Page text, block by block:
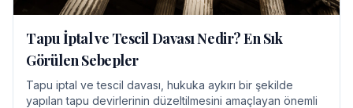
Tapu İptal ve Tescil Davası Nedir? En Sık
Görülen Sebepler
Tapu iptal ve tescil davası, hukuka aykırı bir şekilde
yapılan tapu devirlerinin düzeltilmesini amaçlayan önemli